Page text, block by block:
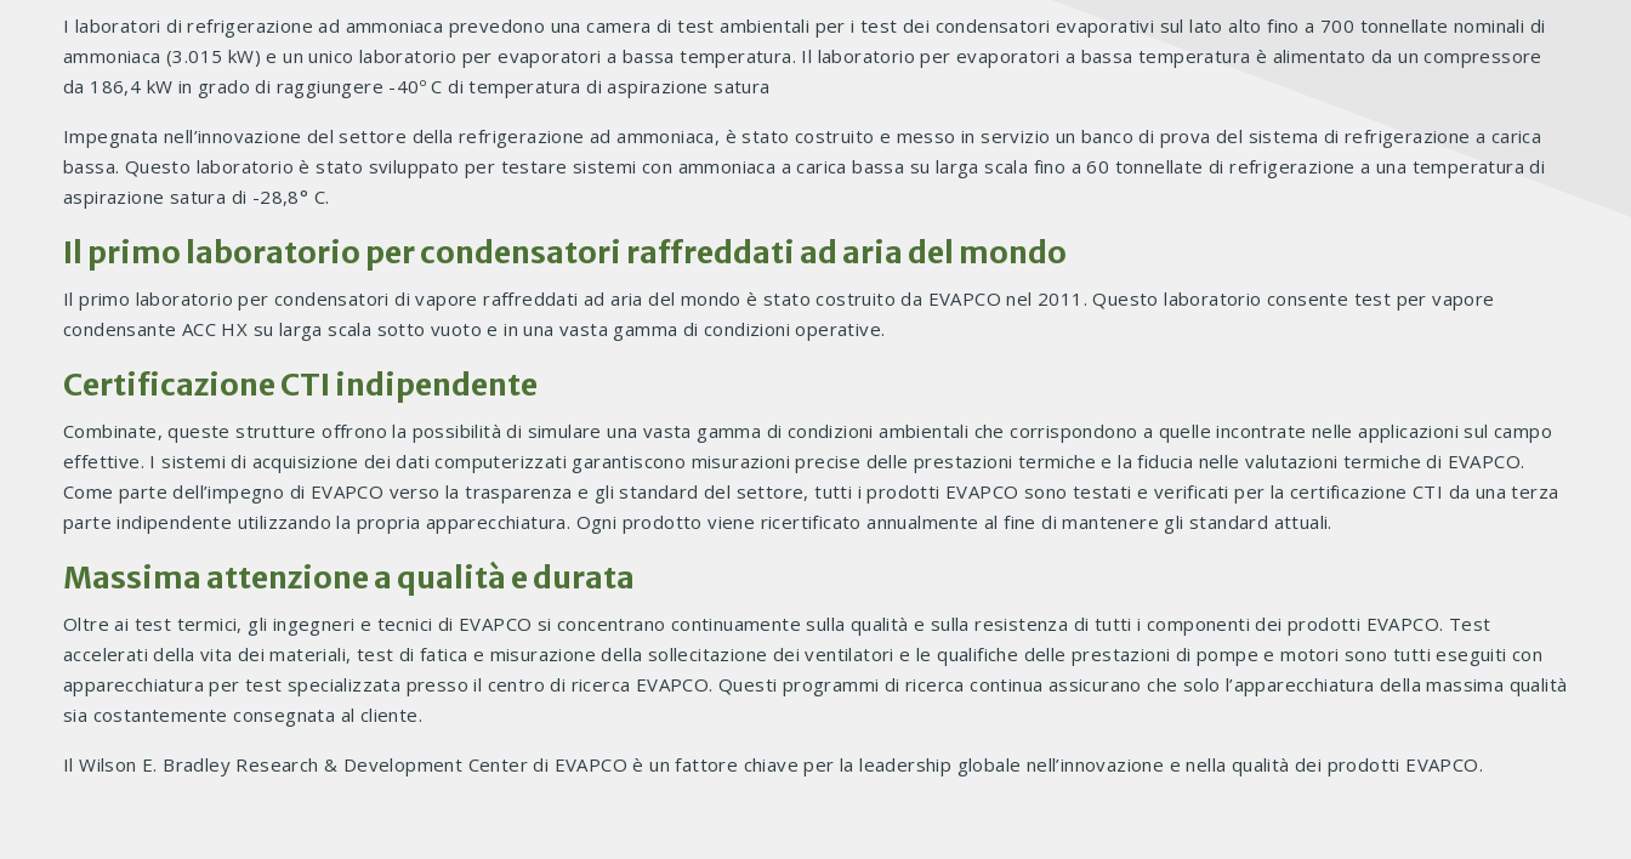
I laboratori di refrigerazione ad ammoniaca prevedono una camera di test ambientali per i test dei condensatori evaporativi sul lato alto fino a 700 tonnellate nominali di
ammoniaca (3.015 kW) e un unico laboratorio per evaporatori a bassa temperatura. Il laboratorio per evaporatori a bassa temperatura è alimentato da un compressore
da 186,4 kW in grado di raggiungere -40º C di temperatura di aspirazione satura
Impegnata nell’innovazione del settore della refrigerazione ad ammoniaca, è stato costruito e messo in servizio un banco di prova del sistema di refrigerazione a carica
bassa. Questo laboratorio è stato sviluppato per testare sistemi con ammoniaca a carica bassa su larga scala fino a 60 tonnellate di refrigerazione a una temperatura di
aspirazione satura di -28,8° C.
Il primo laboratorio per condensatori raffreddati ad aria del mondo
Il primo laboratorio per condensatori di vapore raffreddati ad aria del mondo è stato costruito da EVAPCO nel 2011. Questo laboratorio consente test per vapore
condensante ACC HX su larga scala sotto vuoto e in una vasta gamma di condizioni operative.
Certificazione CTI indipendente
Combinate, queste strutture offrono la possibilità di simulare una vasta gamma di condizioni ambientali che corrispondono a quelle incontrate nelle applicazioni sul campo
effettive. I sistemi di acquisizione dei dati computerizzati garantiscono misurazioni precise delle prestazioni termiche e la fiducia nelle valutazioni termiche di EVAPCO.
Come parte dell’impegno di EVAPCO verso la trasparenza e gli standard del settore, tutti i prodotti EVAPCO sono testati e verificati per la certificazione CTI da una terza
parte indipendente utilizzando la propria apparecchiatura. Ogni prodotto viene ricertificato annualmente al fine di mantenere gli standard attuali.
Massima attenzione a qualità e durata
Oltre ai test termici, gli ingegneri e tecnici di EVAPCO si concentrano continuamente sulla qualità e sulla resistenza di tutti i componenti dei prodotti EVAPCO. Test
accelerati della vita dei materiali, test di fatica e misurazione della sollecitazione dei ventilatori e le qualifiche delle prestazioni di pompe e motori sono tutti eseguiti con
apparecchiatura per test specializzata presso il centro di ricerca EVAPCO. Questi programmi di ricerca continua assicurano che solo l’apparecchiatura della massima qualità
sia costantemente consegnata al cliente.
Il Wilson E. Bradley Research & Development Center di EVAPCO è un fattore chiave per la leadership globale nell’innovazione e nella qualità dei prodotti EVAPCO.